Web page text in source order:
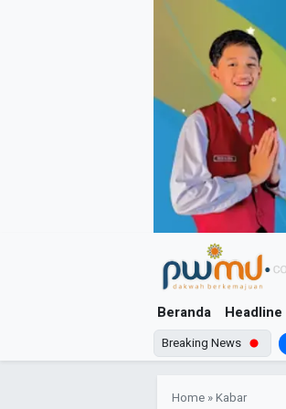
Beranda Headline
Breaking News
Home »Kabar